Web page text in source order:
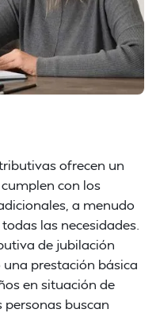
ofrecen un
con los
a menudo
las necesidades.
de jubilación
prestación básica
en situación de
personas buscan